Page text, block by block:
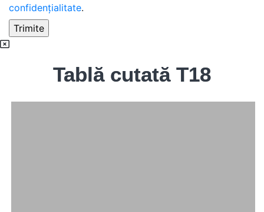
confidențialitate.
Tablă cutată T18